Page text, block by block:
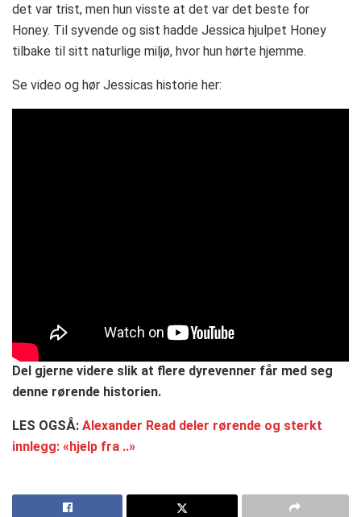
det var trist, men hun visste at det var det beste for
Honey. Til syvende og sist hadde Jessica hjulpet Honey
tilbake til sitt naturlige miljø, hvor hun hørte hjemme.
Se video og hør Jessicas historie her:
Del gjerne videre slik at flere dyrevenner får med seg
denne rørende historien.
LES OGSÅ: Alexander Read deler rørende og sterkt
innlegg: «hjelp fra ..»